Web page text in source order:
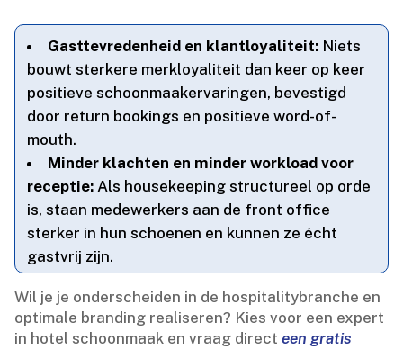
Gasttevredenheid en klantloyaliteit: Niets
bouwt sterkere merkloyaliteit dan keer op keer
positieve schoonmaakervaringen, bevestigd
door return bookings en positieve word-of-
mouth.​
Minder klachten en minder workload voor
receptie: Als housekeeping structureel op orde
is, staan medewerkers aan de front office
sterker in hun schoenen en kunnen ze écht
gastvrij zijn.​
Wil je je onderscheiden in de hospitalitybranche en
optimale branding realiseren? Kies voor een expert
in hotel schoonmaak en vraag directeen gratis